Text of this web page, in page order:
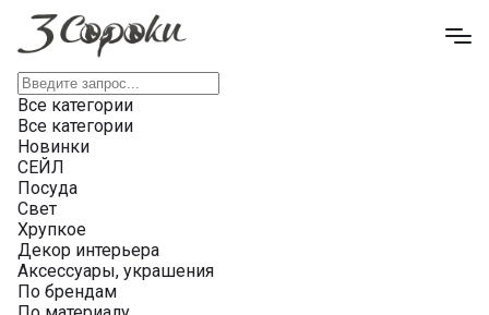
Все категории
Все категории
Новинки
СЕЙЛ
Посуда
Свет
Хрупкое
Декор интерьера
Аксессуары, украшения
По брендам